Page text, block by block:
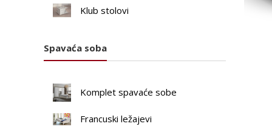
Klub stolovi
Spavaća soba
Komplet spavaće sobe
Francuski ležajevi